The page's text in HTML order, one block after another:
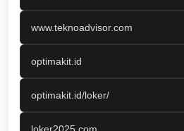
www.teknoadvisor.com
optimakit.id
optimakit.id/loker/
loker2025.com